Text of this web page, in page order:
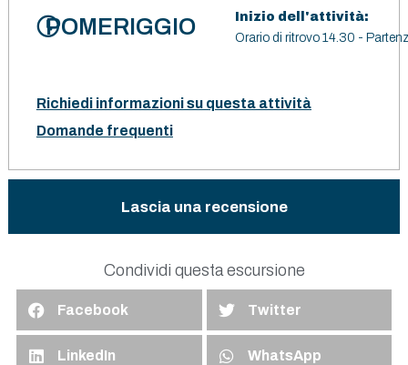
POMERIGGIO
Inizio dell'attività:
Orario di ritrovo 14.30 -
Richiedi informazioni su questa attività
Domande frequenti
Lascia una recensione
Condividi questa escursione
Facebook Twitter
LinkedIn WhatsApp